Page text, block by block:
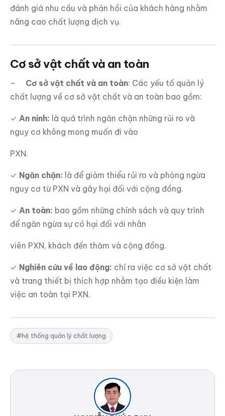
đánh giá nhu cầu và phản hồi của khách hàng nhằm
nâng cao chất lượng dịch vụ.
Cơ sở vật chất và an toàn
– Cơ sở vật chất và an toàn: Các yếu tố quản lý
chất lượng về cơ sở vật chất và an toàn bao gồm:
✓ An ninh: là quá trình ngăn chặn những rủi ro và
nguy cơ không mong muốn đi vào
PXN.
✓ Ngăn chặn: là để giảm thiểu rủi ro và phòng ngừa
nguy cơ từ PXN và gây hại đối với cộng đồng.
✓ An toàn: bao gồm những chính sách và quy trình
để ngăn ngừa sự có hại đối với nhân
viên PXN, khách đến thăm và cộng đồng.
✓ Nghiên cứu về lao động: chỉ ra việc cơ sở vật chất
và trang thiết bị thích hợp nhằm tạo điều kiện làm
việc an toàn tại PXN.
#hệ thống quản lý chất lượng